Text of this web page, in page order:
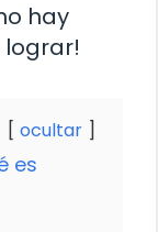
hay
ocultar
es